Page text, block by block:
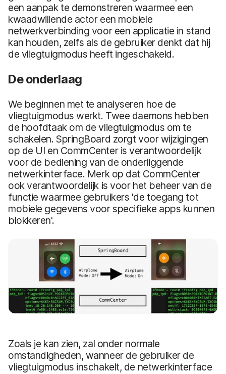
een aanpak te demonstreren waarmee een
kwaadwillende actor een mobiele
netwerkverbinding voor een applicatie in stand
kan houden, zelfs als de gebruiker denkt dat hij
de vliegtuigmodus heeft ingeschakeld.
De onderlaag
We beginnen met te analyseren hoe de
vliegtuigmodus werkt. Twee daemons hebben
de hoofdtaak om de vliegtuigmodus om te
schakelen. SpringBoard zorgt voor wijzigingen
op de UI en CommCenter is verantwoordelijk
voor de bediening van de onderliggende
netwerkinterface. Merk op dat CommCenter
ook verantwoordelijk is voor het beheer van de
functie waarmee gebruikers 'de toegang tot
mobiele gegevens voor specifieke apps kunnen
blokkeren'.
Zoals je kan zien, zal onder normale
omstandigheden, wanneer de gebruiker de
vliegtuigmodus inschakelt, de netwerkinterface